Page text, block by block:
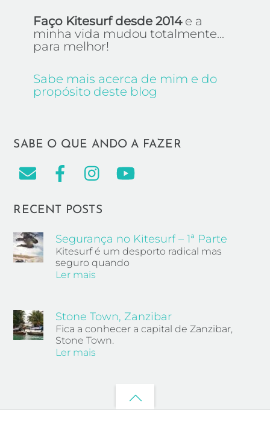
Faço Kitesurf desde 2014e a
minha vida mudou totalmente...
para melhor!
Sabe mais acerca de mim e do
propósito deste blog
SABE O QUE ANDO A FAZER
RECENT POSTS
Segurança no Kitesurf – 1ª Parte
Kitesurf é um desporto radical mas
seguro quando
Ler mais
Stone Town, Zanzibar
Fica a conhecer a capital de Zanzibar,
Stone Town.
Ler mais
Back